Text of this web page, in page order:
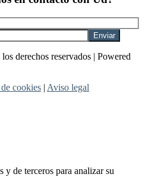
derechos reservados | Powered
cookies | Aviso legal
de terceros para analizar su